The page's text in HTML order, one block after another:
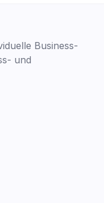
Business-
und